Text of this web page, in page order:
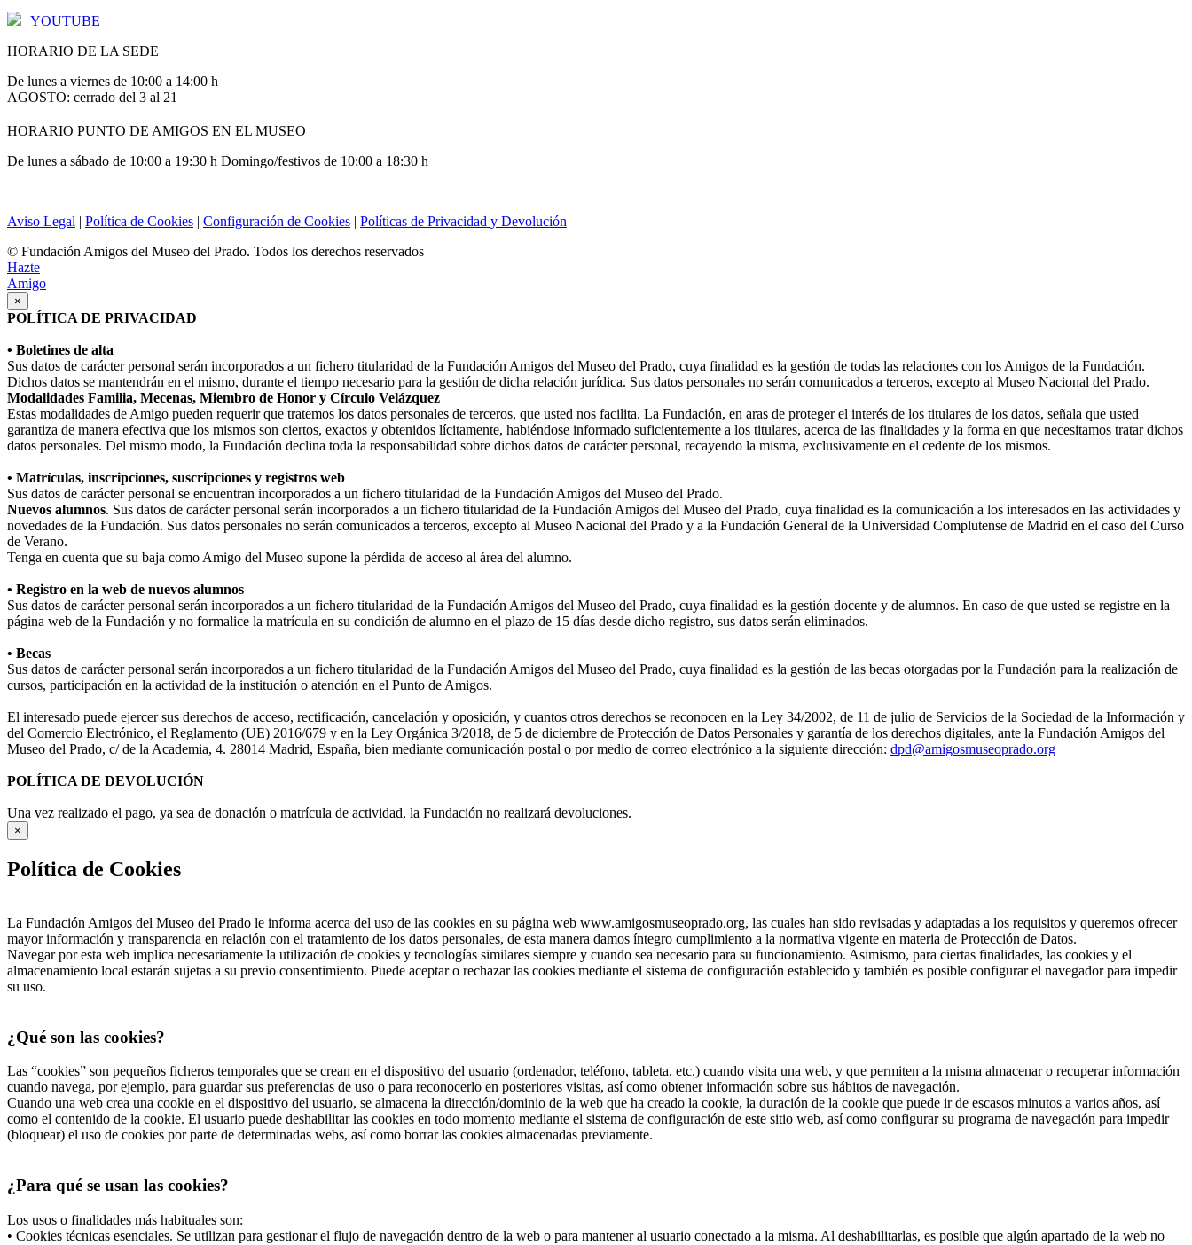
YOUTUBE
HORARIO DE LA SEDE
De lunes a viernes de 10:00 a 14:00 h
AGOSTO: cerrado del 3 al 21
HORARIO PUNTO DE AMIGOS EN EL MUSEO
De lunes a sábado de 10:00 a 19:30 h Domingo/festivos de 10:00 a 18:30 h
Aviso Legal | Política de Cookies | Configuración de Cookies | Políticas de Privacidad y Devolución
© Fundación Amigos del Museo del Prado. Todos los derechos reservados
Hazte
Amigo
×
POLÍTICA DE PRIVACIDAD
• Boletines de alta
Sus datos de carácter personal serán incorporados a un fichero titularidad de la Fundación Amigos del Museo del Prado, cuya finalidad es la gestión de todas las relaciones con los Amigos de la Fundación.
Dichos datos se mantendrán en el mismo, durante el tiempo necesario para la gestión de dicha relación jurídica. Sus datos personales no serán comunicados a terceros, excepto al Museo Nacional del Prado.
Modalidades Familia, Mecenas, Miembro de Honor y Círculo Velázquez
Estas modalidades de Amigo pueden requerir que tratemos los datos personales de terceros, que usted nos facilita. La Fundación, en aras de proteger el interés de los titulares de los datos, señala que usted
garantiza de manera efectiva que los mismos son ciertos, exactos y obtenidos lícitamente, habiéndose informado suficientemente a los titulares, acerca de las finalidades y la forma en que necesitamos tratar dichos
datos personales. Del mismo modo, la Fundación declina toda la responsabilidad sobre dichos datos de carácter personal, recayendo la misma, exclusivamente en el cedente de los mismos.
• Matrículas, inscripciones, suscripciones y registros web
Sus datos de carácter personal se encuentran incorporados a un fichero titularidad de la Fundación Amigos del Museo del Prado.
Nuevos alumnos. Sus datos de carácter personal serán incorporados a un fichero titularidad de la Fundación Amigos del Museo del Prado, cuya finalidad es la comunicación a los interesados en las actividades y
novedades de la Fundación. Sus datos personales no serán comunicados a terceros, excepto al Museo Nacional del Prado y a la Fundación General de la Universidad Complutense de Madrid en el caso del Curso
de Verano.
Tenga en cuenta que su baja como Amigo del Museo supone la pérdida de acceso al área del alumno.
• Registro en la web de nuevos alumnos
Sus datos de carácter personal serán incorporados a un fichero titularidad de la Fundación Amigos del Museo del Prado, cuya finalidad es la gestión docente y de alumnos. En caso de que usted se registre en la
página web de la Fundación y no formalice la matrícula en su condición de alumno en el plazo de 15 días desde dicho registro, sus datos serán eliminados.
• Becas
Sus datos de carácter personal serán incorporados a un fichero titularidad de la Fundación Amigos del Museo del Prado, cuya finalidad es la gestión de las becas otorgadas por la Fundación para la realización de
cursos, participación en la actividad de la institución o atención en el Punto de Amigos.
El interesado puede ejercer sus derechos de acceso, rectificación, cancelación y oposición, y cuantos otros derechos se reconocen en la Ley 34/2002, de 11 de julio de Servicios de la Sociedad de la Información y
del Comercio Electrónico, el Reglamento (UE) 2016/679 y en la Ley Orgánica 3/2018, de 5 de diciembre de Protección de Datos Personales y garantía de los derechos digitales, ante la Fundación Amigos del
Museo del Prado, c/ de la Academia, 4. 28014 Madrid, España, bien mediante comunicación postal o por medio de correo electrónico a la siguiente dirección: dpd@amigosmuseoprado.org
POLÍTICA DE DEVOLUCIÓN
Una vez realizado el pago, ya sea de donación o matrícula de actividad, la Fundación no realizará devoluciones.
×
Política de Cookies
La Fundación Amigos del Museo del Prado le informa acerca del uso de las cookies en su página web www.amigosmuseoprado.org, las cuales han sido revisadas y adaptadas a los requisitos y queremos ofrecer
mayor información y transparencia en relación con el tratamiento de los datos personales, de esta manera damos íntegro cumplimiento a la normativa vigente en materia de Protección de Datos.
Navegar por esta web implica necesariamente la utilización de cookies y tecnologías similares siempre y cuando sea necesario para su funcionamiento. Asimismo, para ciertas finalidades, las cookies y el
almacenamiento local estarán sujetas a su previo consentimiento. Puede aceptar o rechazar las cookies mediante el sistema de configuración establecido y también es posible configurar el navegador para impedir
su uso.
¿Qué son las cookies?
Las “cookies” son pequeños ficheros temporales que se crean en el dispositivo del usuario (ordenador, teléfono, tableta, etc.) cuando visita una web, y que permiten a la misma almacenar o recuperar información
cuando navega, por ejemplo, para guardar sus preferencias de uso o para reconocerlo en posteriores visitas, así como obtener información sobre sus hábitos de navegación.
Cuando una web crea una cookie en el dispositivo del usuario, se almacena la dirección/dominio de la web que ha creado la cookie, la duración de la cookie que puede ir de escasos minutos a varios años, así
como el contenido de la cookie. El usuario puede deshabilitar las cookies en todo momento mediante el sistema de configuración de este sitio web, así como configurar su programa de navegación para impedir
(bloquear) el uso de cookies por parte de determinadas webs, así como borrar las cookies almacenadas previamente.
¿Para qué se usan las cookies?
Los usos o finalidades más habituales son:
• Cookies técnicas esenciales. Se utilizan para gestionar el flujo de navegación dentro de la web o para mantener al usuario conectado a la misma. Al deshabilitarlas, es posible que algún apartado de la web no